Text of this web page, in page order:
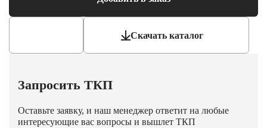
Скачать каталог
Запросить ТКП
Оставьте заявку, и наш менеджер ответит на любые
интересующие вас вопросы и вышлет ТКП